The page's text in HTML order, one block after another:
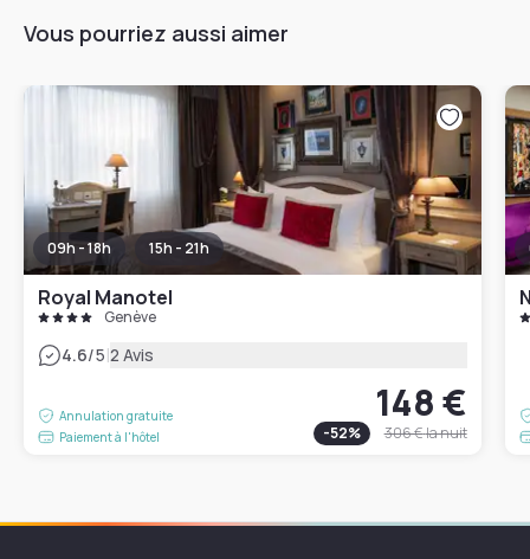
Vous pourriez aussi aimer
09h - 18h 15h - 21h
Royal Manotel
Genève
4.6/5|2 Avis
Annulation gratuite
Paiement à l'hôtel
148 €
-52% 306 €la nuit